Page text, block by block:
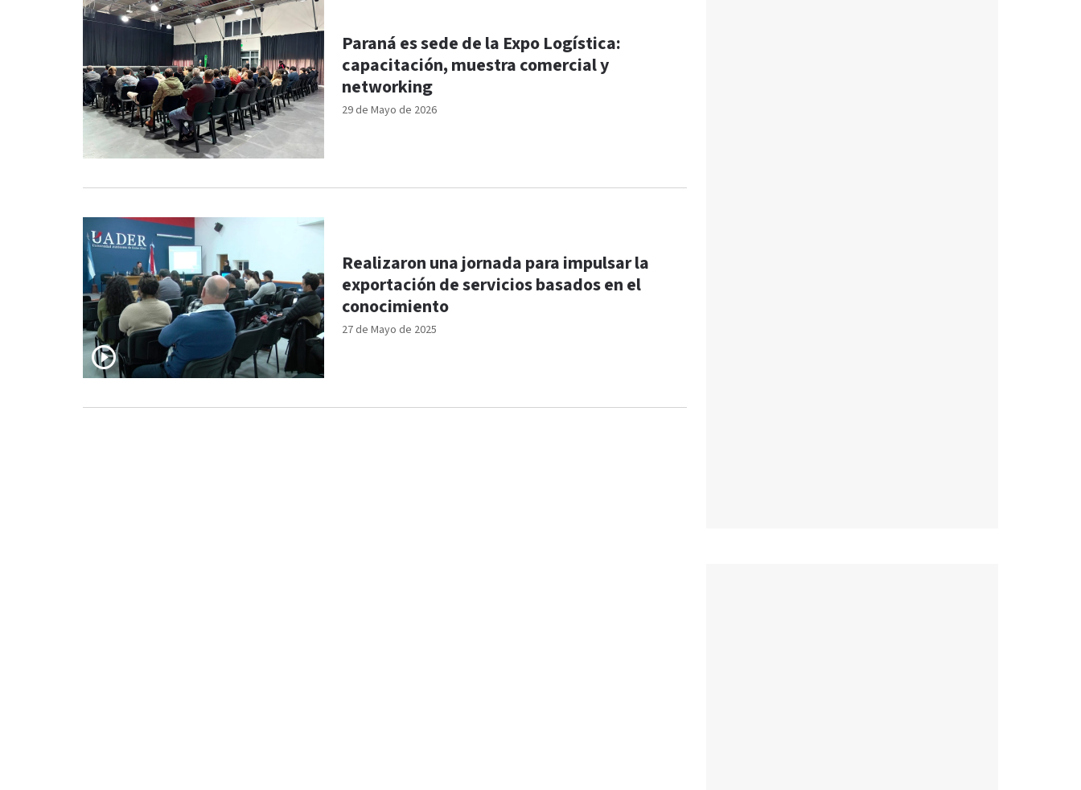
29 de Mayo de 2026
Paraná es sede de la Expo Logística:
capacitación, muestra comercial y
networking
27 de Mayo de 2025
Realizaron una jornada para impulsar la
exportación de servicios basados en el
conocimiento